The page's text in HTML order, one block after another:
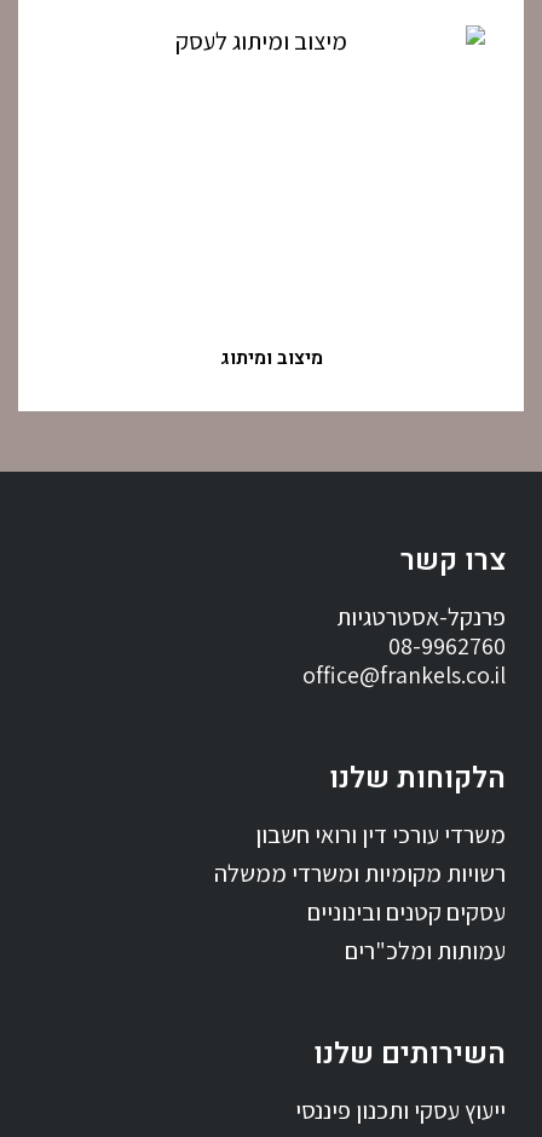
מיצוב ומיתוג
צרו קשר
פרנקל-אסטרטגיות
08-9962760
office@frankels.co.il
הלקוחות שלנו
משרדי עורכי דין ורואי חשבון
רשויות מקומיות ומשרדי ממשלה
עסקים קטנים ובינוניים
עמותות ומלכ"רים
השירותים שלנו
ייעוץ עסקי ותכנון פיננסי